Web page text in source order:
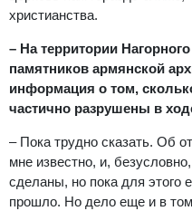
христианства.
– На территории
памятников армянской
информация о том,
частично разрушены в
– Пока трудно сказать. Об
мне известно, и,
сделаны, но пока для
прошло. Но дело еще и в